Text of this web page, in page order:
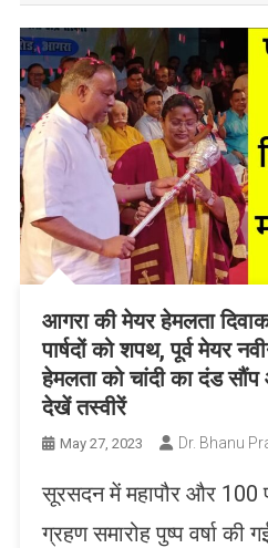
आगरा की मेयर हेमलता
पार्षदों को शपथ, पूर्व मेयर
हेमलता को चांदी का दंड सौंप
देखें तस्वीरें
May 27, 2023 Dr. Bhanu
सूरसदन में महापौर और 100
ग्रहण समारोह पुष्प वर्षा